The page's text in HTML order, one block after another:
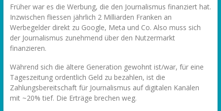
Früher war es die Werbung, die den Journalismus finanziert hat.
Inzwischen fliessen jährlich 2 Milliarden Franken an
Werbegelder direkt zu Google, Meta und Co. Also muss sich
der Journalismus zunehmend über den Nutzermarkt
finanzieren.
Während sich die ältere Generation gewohnt ist/war, für eine
Tageszeitung ordentlich Geld zu bezahlen, ist die
Zahlungsbereitschaft für Journalismus auf digitalen Kanälen
mit ~20% tief. Die Erträge brechen weg.